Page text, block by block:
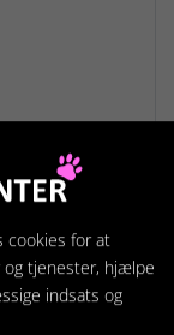
cookies for at
og tjenester, hjælpe
indsats og